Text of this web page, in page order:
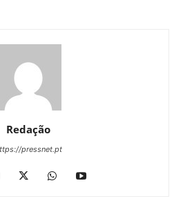
Redação
pressnet.pt